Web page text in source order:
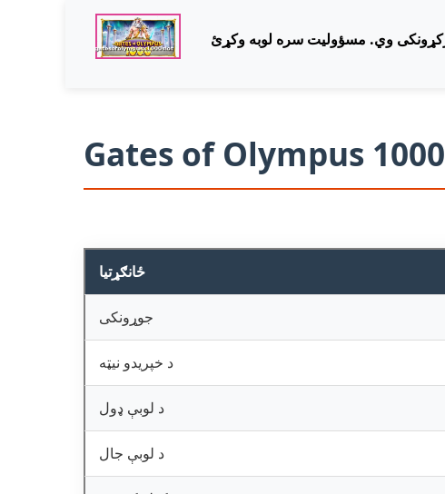
Gates of Olympus 1000
ځانګړتیا
جوړونکی
د خپریدو نیټه
د لوبې ډول
د لوبې جال